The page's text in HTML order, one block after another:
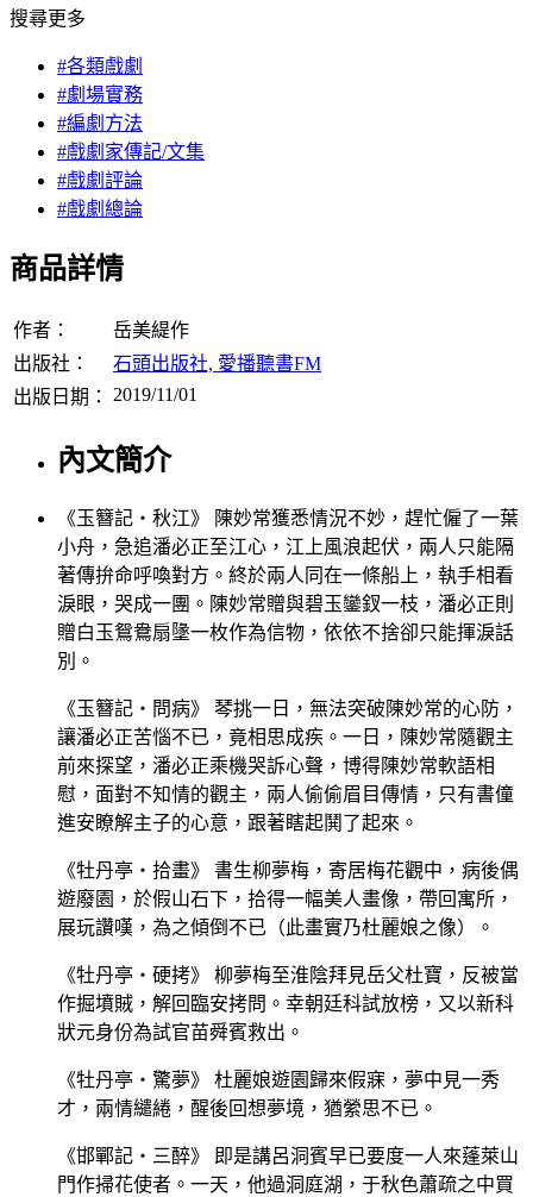
搜尋更多
#各類戲劇
#劇場實務
#編劇方法
#戲劇家傳記/文集
#戲劇評論
#戲劇總論
商品詳情
作者：
岳美緹作
出版社：
石頭出版社, 愛播聽書FM
出版日期：
2019/11/01
內文簡介
《玉簪記‧秋江》 陳妙常獲悉情況不妙，趕忙僱了一葉
小舟，急追潘必正至江心，江上風浪起伏，兩人只能隔
著傳拚命呼喚對方。終於兩人同在一條船上，執手相看
淚眼，哭成一團。陳妙常贈與碧玉鑾釵一枝，潘必正則
贈白玉鴛鴦扇墬一枚作為信物，依依不捨卻只能揮淚話
別。
《玉簪記‧問病》 琴挑一日，無法突破陳妙常的心防，
讓潘必正苦惱不已，竟相思成疾。一日，陳妙常隨觀主
前來探望，潘必正乘機哭訴心聲，博得陳妙常軟語相
慰，面對不知情的觀主，兩人偷偷眉目傳情，只有書僮
進安瞭解主子的心意，跟著瞎起鬨了起來。
《牡丹亭‧拾畫》 書生柳夢梅，寄居梅花觀中，病後偶
遊廢園，於假山石下，拾得一幅美人畫像，帶回寓所，
展玩讚嘆，為之傾倒不已（此畫實乃杜麗娘之像）。
《牡丹亭‧硬拷》 柳夢梅至淮陰拜見岳父杜寶，反被當
作掘墳賊，解回臨安拷問。幸朝廷科試放榜，又以新科
狀元身份為試官苗舜賓救出。
《牡丹亭‧驚夢》 杜麗娘遊園歸來假寐，夢中見一秀
才，兩情繾綣，醒後回想夢境，猶縈思不已。
《邯鄲記‧三醉》 即是講呂洞賓早已要度一人來蓬萊山
門作掃花使者。一天，他過洞庭湖，于秋色蕭疏之中買